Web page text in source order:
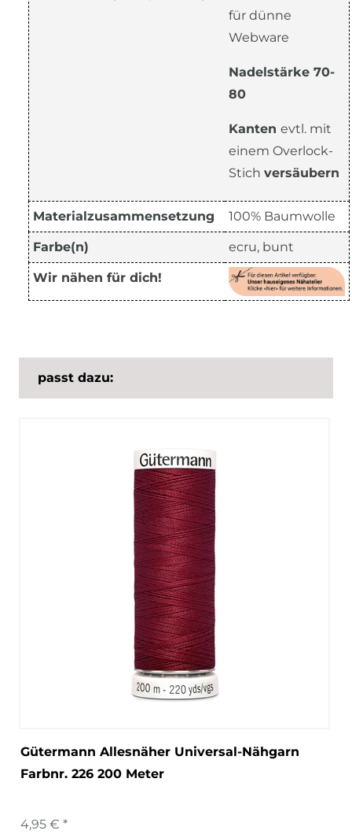
für dünne
Webware
Nadelstärke 70-
80
Kanten evtl. mit
einem Overlock-
Stich versäubern
Materialzusammensetzung 100% Baumwolle
Farbe(n) ecru, bunt
Wir nähen für dich!
passt dazu:
Gütermann Allesnäher Universal-Nähgarn
Farbnr. 226 200 Meter
4,95 € *